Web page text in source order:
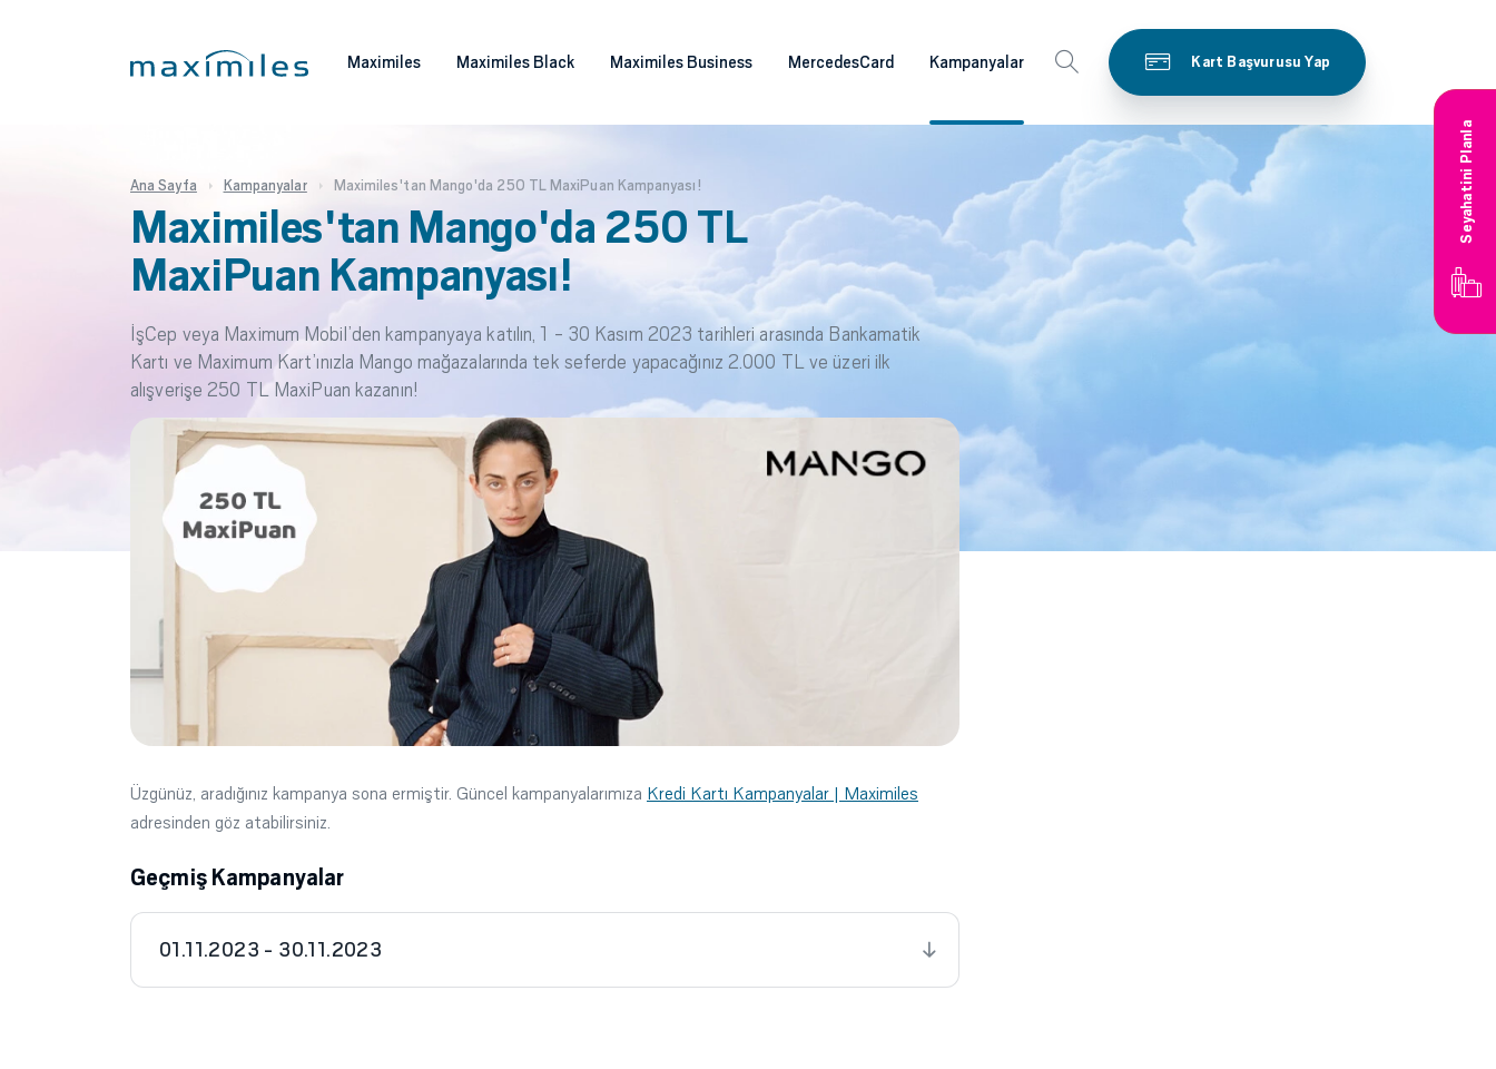
Maximiles Maximiles Black Maximiles Business MercedesCard Kampanyalar Kart Başvurusu Yap
Seyahatini Planla
Ana Sayfa Kampanyalar Maximiles'tan Mango'da 250 TL MaxiPuan Kampanyası!
Maximiles'tan Mango'da 250 TL
MaxiPuan Kampanyası!
İşCep veya Maximum Mobil’den kampanyaya katılın, 1 - 30 Kasım 2023 tarihleri arasında Bankamatik
Kartı ve Maximum Kart’ınızla Mango mağazalarında tek seferde yapacağınız 2.000 TL ve üzeri ilk
alışverişe 250 TL MaxiPuan kazanın!
Üzgünüz, aradığınız kampanya sona ermiştir. Güncel kampanyalarımıza Kredi Kartı Kampanyalar | Maximiles
adresinden göz atabilirsiniz.
Geçmiş Kampanyalar
01.11.2023 - 30.11.2023